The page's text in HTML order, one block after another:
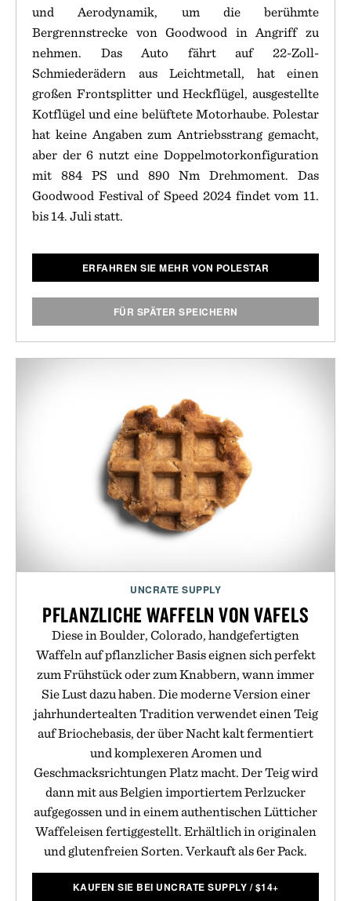
und Aerodynamik, um die berühmte
Bergrennstrecke von Goodwood in Angriff zu
nehmen. Das Auto fährt auf 22-Zoll-
Schmiederädern aus Leichtmetall, hat einen
großen Frontsplitter und Heckflügel, ausgestellte
Kotflügel und eine belüftete Motorhaube. Polestar
hat keine Angaben zum Antriebsstrang gemacht,
aber der 6 nutzt eine Doppelmotorkonfiguration
mit 884 PS und 890 Nm Drehmoment. Das
Goodwood Festival of Speed 2024 findet vom 11.
bis 14. Juli statt.
ERFAHREN SIE MEHR VON POLESTAR
FÜR SPÄTER SPEICHERN
UNCRATE SUPPLY
PFLANZLICHE WAFFELN VON VAFELS
Diese in Boulder, Colorado, handgefertigten
Waffeln auf pflanzlicher Basis eignen sich perfekt
zum Frühstück oder zum Knabbern, wann immer
Sie Lust dazu haben. Die moderne Version einer
jahrhundertealten Tradition verwendet einen Teig
auf Briochebasis, der über Nacht kalt fermentiert
und komplexeren Aromen und
Geschmacksrichtungen Platz macht. Der Teig wird
dann mit aus Belgien importiertem Perlzucker
aufgegossen und in einem authentischen Lütticher
Waffeleisen fertiggestellt. Erhältlich in originalen
und glutenfreien Sorten. Verkauft als 6er Pack.
KAUFEN SIE BEI UNCRATE SUPPLY /$14+